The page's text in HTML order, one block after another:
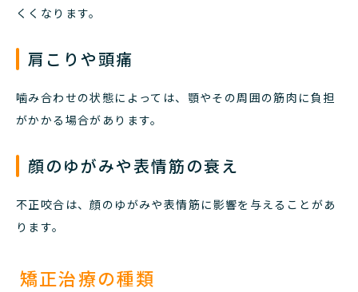
くくなります。
肩こりや頭痛
噛み合わせの状態によっては、顎やその周囲の筋肉に負担
がかかる場合があります。
顔のゆがみや表情筋の衰え
不正咬合は、顔のゆがみや表情筋に影響を与えることがあ
ります。
矯正治療の種類